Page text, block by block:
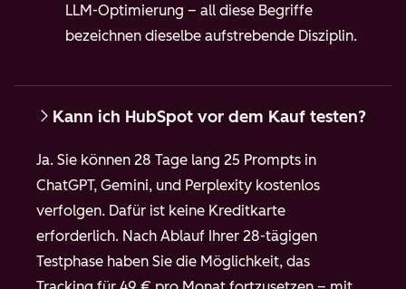
LLM-Optimierung – all diese Begriffe
bezeichnen dieselbe aufstrebende Disziplin.
Kann ich HubSpot vor dem Kauf testen?
Ja. Sie können 28 Tage lang 25 Prompts in
ChatGPT, Gemini, und Perplexity kostenlos
verfolgen. Dafür ist keine Kreditkarte
erforderlich. Nach Ablauf Ihrer 28-tägigen
Testphase haben Sie die Möglichkeit, das